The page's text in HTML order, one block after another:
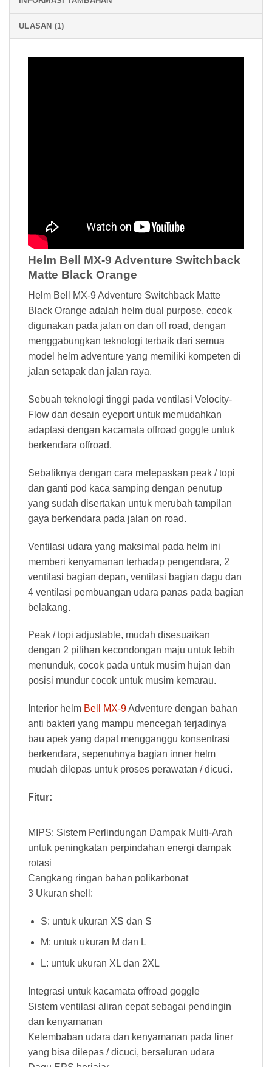
ULASAN (1)
Helm Bell MX-9 Adventure Switchback
Matte Black Orange
Helm Bell MX-9 Adventure Switchback Matte
Black Orange adalah helm dual purpose, cocok
digunakan pada jalan on dan off road, dengan
menggabungkan teknologi terbaik dari semua
model helm adventure yang memiliki kompeten di
jalan setapak dan jalan raya.
Sebuah teknologi tinggi pada ventilasi Velocity-
Flow dan desain eyeport untuk memudahkan
adaptasi dengan kacamata offroad goggle untuk
berkendara offroad.
Sebaliknya dengan cara melepaskan peak / topi
dan ganti pod kaca samping dengan penutup
yang sudah disertakan untuk merubah tampilan
gaya berkendara pada jalan on road.
Ventilasi udara yang maksimal pada helm ini
memberi kenyamanan terhadap pengendara, 2
ventilasi bagian depan, ventilasi bagian dagu dan
4 ventilasi pembuangan udara panas pada bagian
belakang.
Peak / topi adjustable, mudah disesuaikan
dengan 2 pilihan kecondongan maju untuk lebih
menunduk, cocok pada untuk musim hujan dan
posisi mundur cocok untuk musim kemarau.
Interior helm Bell MX-9Adventure dengan bahan
anti bakteri yang mampu mencegah terjadinya
bau apek yang dapat mengganggu konsentrasi
berkendara, sepenuhnya bagian inner helm
mudah dilepas untuk proses perawatan / dicuci.
Fitur:
MIPS: Sistem Perlindungan Dampak Multi-Arah
untuk peningkatan perpindahan energi dampak
rotasi
Cangkang ringan bahan polikarbonat
3 Ukuran shell:
S: untuk ukuran XS dan S
M: untuk ukuran M dan L
L: untuk ukuran XL dan 2XL
Integrasi untuk kacamata offroad goggle
Sistem ventilasi aliran cepat sebagai pendingin
dan kenyamanan
Kelembaban udara dan kenyamanan pada liner
yang bisa dilepas / dicuci, bersaluran udara